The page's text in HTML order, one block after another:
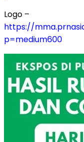
Logo –
https://
p=medium600